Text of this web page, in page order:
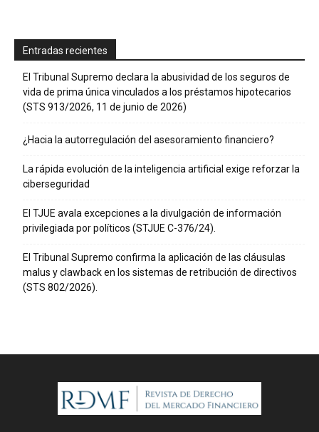
Entradas recientes
El Tribunal Supremo declara la abusividad de los seguros de
vida de prima única vinculados a los préstamos hipotecarios
(STS 913/2026, 11 de junio de 2026)
¿Hacia la autorregulación del asesoramiento financiero?
La rápida evolución de la inteligencia artificial exige reforzar la
ciberseguridad
El TJUE avala excepciones a la divulgación de información
privilegiada por políticos (STJUE C-376/24).
El Tribunal Supremo confirma la aplicación de las cláusulas
malus y clawback en los sistemas de retribución de directivos
(STS 802/2026).